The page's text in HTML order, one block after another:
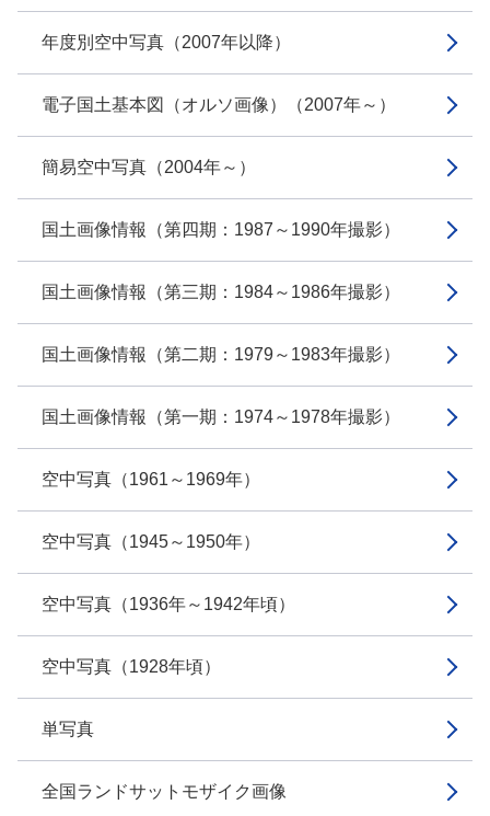
年度別空中写真（2007年以降）
電子国土基本図（オルソ画像）（2007年～）
簡易空中写真（2004年～）
国土画像情報（第四期：1987～1990年撮影）
国土画像情報（第三期：1984～1986年撮影）
国土画像情報（第二期：1979～1983年撮影）
国土画像情報（第一期：1974～1978年撮影）
空中写真（1961～1969年）
空中写真（1945～1950年）
空中写真（1936年～1942年頃）
空中写真（1928年頃）
単写真
全国ランドサットモザイク画像